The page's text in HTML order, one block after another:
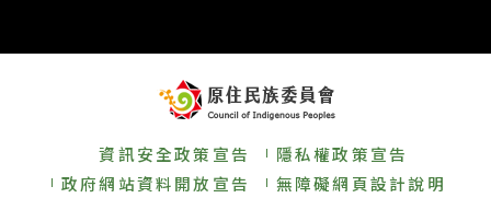
資訊安全政策宣告
隱私權政策宣告
政府網站資料開放宣告
無障礙網頁設計說明